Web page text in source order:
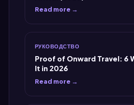
Read more →
РУКОВОДСТВО
Proof of Onward Travel: 6
It in 2026
Read more →